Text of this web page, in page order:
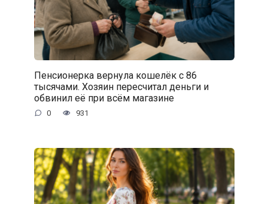
Пенсионерка вернула кошелёк с 86
тысячами. Хозяин пересчитал деньги и
обвинил её при всём магазине
0 931